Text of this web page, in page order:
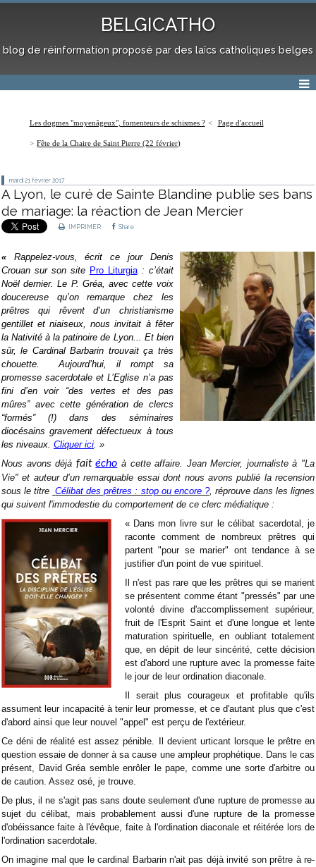
BELGICATHO
blog de réinformation proposé par des laïcs catholiques belges
Les dogmes "moyenâgeux", fomenteurs de schismes ? Page d'accueil
Fête de la Chaire de Saint Pierre (22 février)
mardi 21 février 2017
A Lyon, le curé de Sainte Blandine publie ses bans
de mariage: la réaction de Jean Mercier
IMPRIMER Share
« Rappelez-vous, écrit ce jour Denis
Crouan sur son site Pro Liturgia : c’était
Noël dernier. Le P. Gréa, avec cette voix
doucereuse qu’on remarque chez les
prêtres qui rêvent d’un christianisme
gentillet et niaiseux, nous invitait à fêter
la Nativité à la patinoire de Lyon... Et bien
sûr, le Cardinal Barbarin trouvait ça très
chouette. Aujourd’hui, il rompt sa
promesse sacerdotale et L’Eglise n’a pas
fini d’en voir “des vertes et des pas
mûres” avec cette génération de clercs
“formés” (!) dans des séminaires
diocésains gravement défectueux à tous
les niveaux. Cliquer ici »
Nous avons déjà faitécho à cette affaire. Jean Mercier, journaliste à "La
Vie" et auteur d’un remarquable essai dont nous avons publié la recension
sous le titre Célibat des prêtres : stop ou encore ?, réprouve dans les lignes
qui suivent l'immodestie du comportement de ce clerc médiatique :
« Dans mon livre sur le célibat sacerdotal, je
raconte comment de nombreux prêtres qui
partent "pour se marier" ont tendance à se
justifier d'un point de vue spirituel.
Il n'est pas rare que les prêtres qui se marient
se présentent comme étant "pressés" par une
volonté divine d'accomplissement supérieur,
fruit de l'Esprit Saint et d'une longue et lente
maturation spirituelle, en oubliant totalement
que, en dépit de leur sincérité, cette décision
est d'abord une rupture avec la promesse faite
le jour de leur ordination diaconale.
Il serait plus courageux et profitable qu'ils
assument leur incapacité à tenir leur promesse, et ce d'autant plus que c'est
d'abord ainsi que leur nouvel "appel" est perçu de l'extérieur.
Ce déni de réalité est assez pénible. Il devient urticant lorsque le prêtre en
question essaie de donner à sa cause une ampleur prophétique. Dans le cas
présent, David Gréa semble enrôler le pape, comme une sorte d'arbitre ou
de caution. Assez osé, je trouve.
De plus, il ne s'agit pas sans doute seulement d'une rupture de promesse au
sujet du célibat, mais probablement aussi d'une rupture de la promesse
d'obéissance faite à l'évêque, faite à l'ordination diaconale et réitérée lors de
l'ordination sacerdotale.
On imagine mal que le cardinal Barbarin n'ait pas déjà invité son prêtre à re-